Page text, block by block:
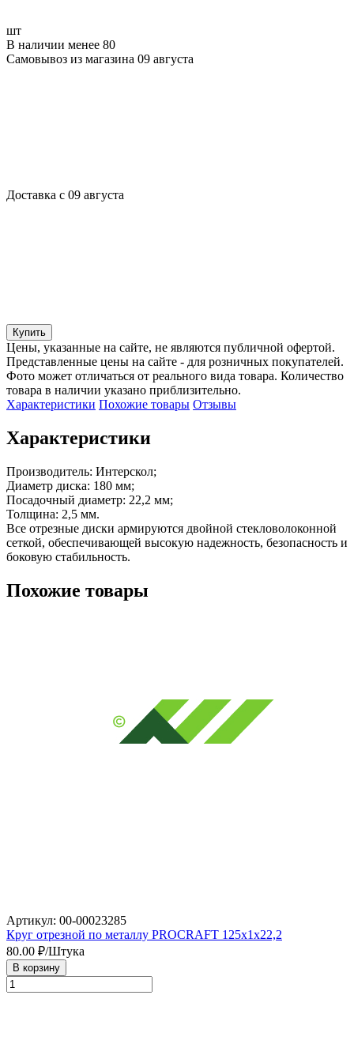
шт
В наличии менее 80
Самовывоз из магазина 09 августа
Доставка с 09 августа
Купить
Цены, указанные на сайте, не являются публичной офертой.
Представленные цены на сайте - для розничных покупателей.
Фото может отличаться от реального вида товара. Количество
товара в наличии указано приблизительно.
Характеристики Похожие товары Отзывы
Характеристики
Производитель: Интерскол;
Диаметр диска: 180 мм;
Посадочный диаметр: 22,2 мм;
Толщина: 2,5 мм.
Все отрезные диски армируются двойной стекловолоконной
сеткой, обеспечивающей высокую надежность, безопасность и
боковую стабильность.
Похожие товары
Артикул: 00-00023285
Круг отрезной по металлу PROCRAFT 125х1х22,2
80.00 ₽/Штука
В корзину